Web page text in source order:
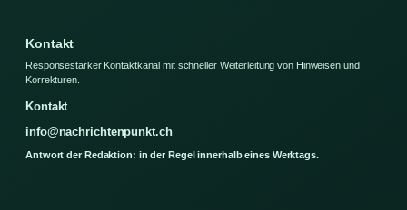
Kontakt
Responsestarker Kontaktkanal mit schneller Weiterleitung von Hinweisen und
Korrekturen.
Kontakt
info@nachrichtenpunkt.ch
Antwort der Redaktion: in der Regel innerhalb eines Werktags.